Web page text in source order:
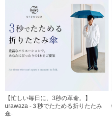
【忙しい毎日に、3秒の革命。】
urawaza -３秒でたためる折りたたみ
傘-